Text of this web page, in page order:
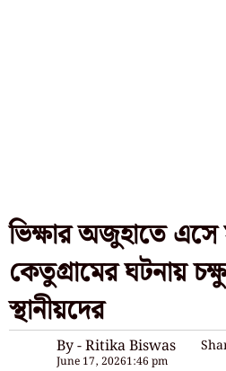
ভিক্ষার অজুহাতে এসে
কেতুগ্রামের ঘটনায়
স্থানীয়দের
By - Ritika Biswas
June 17, 20261:46 pm